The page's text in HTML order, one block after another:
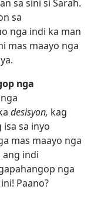
sa sini si Sarah.
sa
nga indi ka man
mas maayo nga
nga
desisyon, kag
isa sa inyo
mas maayo nga
ang indi
nga
Paano?